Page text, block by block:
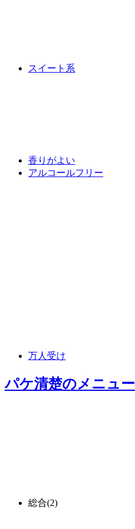
スイート系
香りがよい
アルコールフリー
万人受け
パケ清楚のメニュー
総合(2)